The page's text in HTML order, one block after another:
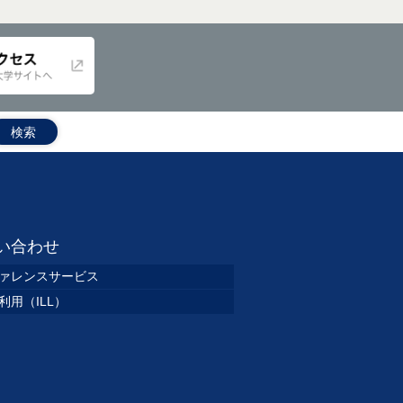
合わせ
レンスサービス
用（ILL）